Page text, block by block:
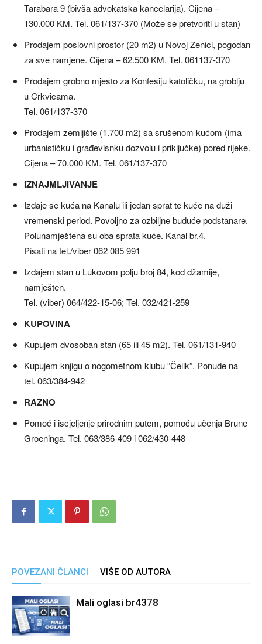
Tarabara 9 (bivša advokatska kancelarija). Cijena –
130.000 KM. Tel. 061/137-370 (Može se pretvoriti u stan)
Prodajem poslovni prostor (20 m2) u Novoj Zenici, pogodan
za sve namjene. Cijena – 62.500 KM. Tel. 061137-370
Prodajem grobno mjesto za Konfesiju katoličku, na groblju
u Crkvicama.
Tel. 061/137-370
Prodajem zemljište (1.700 m2) sa srušenom kućom (ima
urbanističku i građevisnku dozvolu i priključke) pored rijeke.
Cijena – 70.000 KM. Tel. 061/137-370
IZNAJMLJIVANJE
Izdaje se kuća na Kanalu ili jedan sprat te kuće na duži
vremenski period. Povoljno za ozbiljne buduće podstanare.
Polunamještena su oba sprata kuće. Kanal br.4.
Pisati na tel./viber 062 085 991
Izdajem stan u Lukovom polju broj 84, kod džamije,
namješten.
Tel. (viber) 064/422-15-06; Tel. 032/421-259
KUPOVINA
Kupujem dvosoban stan (65 ili 45 m2). Tel. 061/131-940
Kupujem knjigu o nogometnom klubu “Čelik”. Ponude na
tel. 063/384-942
RAZNO
Pomoć i iscjeljenje prirodnim putem, pomoću učenja Brune
Groeninga. Tel. 063/386-409 i 062/430-448
POVEZANI ČLANCI VIŠE OD AUTORA
Mali oglasi br4378